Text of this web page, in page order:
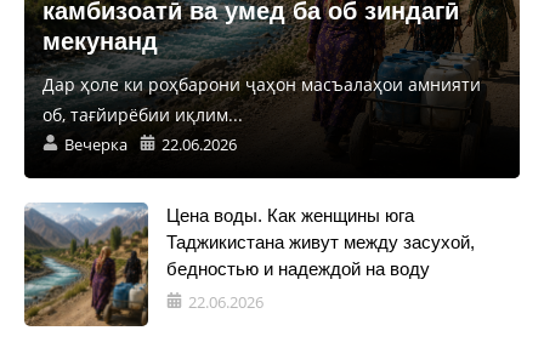
камбизоатӣ ва умед ба об зиндагӣ
мекунанд
Дар ҳоле ки роҳбарони ҷаҳон масъалаҳои амнияти
об, тағйирёбии иқлим...
Вечерка 22.06.2026
Цена воды. Как женщины юга
Таджикистана живут между засухой,
бедностью и надеждой на воду
22.06.2026